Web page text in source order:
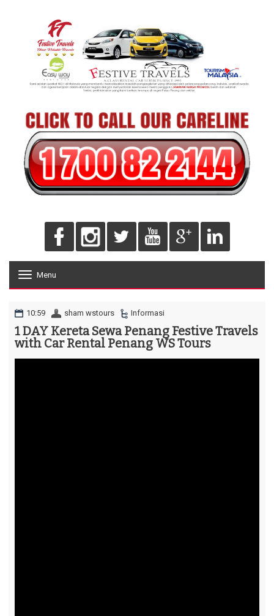
o
g
e
n
Menu
10:59 sham wstours Informasi
1 DAY Kereta Sewa Penang Festive Travels
with Car Rental Penang WS Tours